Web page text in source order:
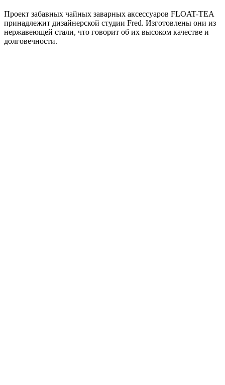
Проект забавных чайных заварных аксессуаров FLOAT-TEA
принадлежит дизайнерской студии Fred. Изготовлены они из
нержавеющей стали, что говорит об их высоком качестве и
долговечности.